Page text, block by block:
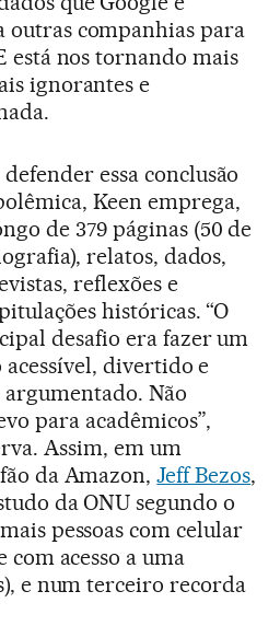
outras companhias para
está nos tornando mais
ignorantes e
defender essa conclusão
Keen emprega,
de 379 páginas (50 de
relatos, dados,
reflexões e
históricas. “O
desafio era fazer um
divertido e
Não
para acadêmicos”,
Assim, em um
da Amazon,Jeff Bezos,
da ONU segundo o
pessoas com celular
com acesso a uma
e num terceiro recorda